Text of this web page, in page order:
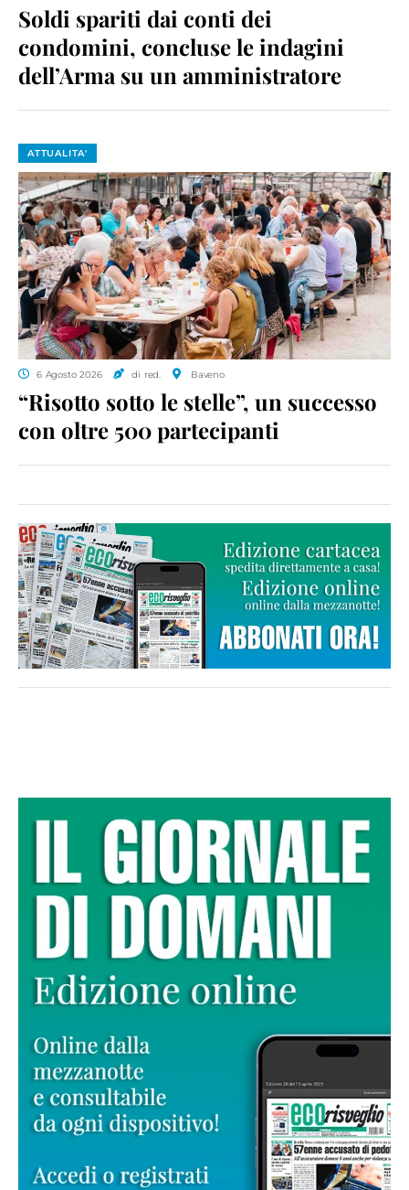
Soldi spariti dai conti dei
condomini, concluse le indagini
dell’Arma su un amministratore
ATTUALITA'
6 Agosto 2026 di red. Baveno
“Risotto sotto le stelle”, un successo
con oltre 500 partecipanti